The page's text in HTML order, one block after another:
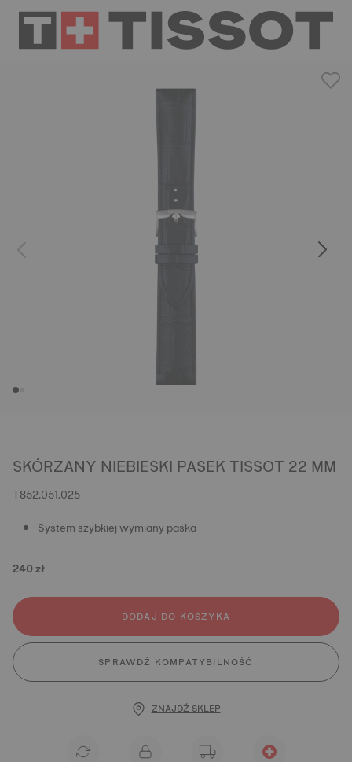
SKÓRZANY NIEBIESKI PASEK TISSOT 22 MM
T852.051.025
System szybkiej wymiany paska
240 zł
DODAJ DO KOSZYKA
SPRAWDŹ KOMPATYBILNOŚĆ
ZNAJDŹ SKLEP